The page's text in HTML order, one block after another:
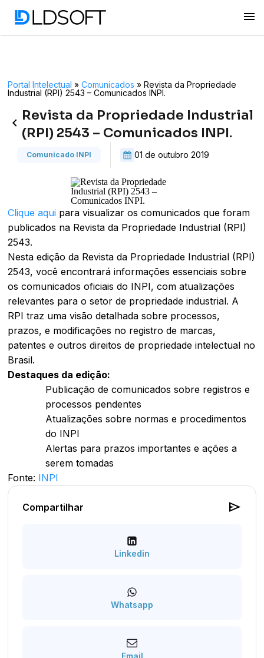
menu
Portal Intelectual » Comunicados » Revista da Propriedade
Industrial (RPI) 2543 – Comunicados INPI.
keyboard_arrow_left Revista da Propriedade Industrial
(RPI) 2543 – Comunicados INPI.
Comunicado INPI 01 de outubro 2019
Clique aquipara visualizar os comunicados que foram
publicados na Revista da Propriedade Industrial (RPI)
2543.
Nesta edição da Revista da Propriedade Industrial (RPI)
2543, você encontrará informações essenciais sobre
os comunicados oficiais do INPI, com atualizações
relevantes para o setor de propriedade industrial. A
RPI traz uma visão detalhada sobre processos,
prazos, e modificações no registro de marcas,
patentes e outros direitos de propriedade intelectual no
Brasil.
Destaques da edição:
Publicação de comunicados sobre registros e
processos pendentes
Atualizações sobre normas e procedimentos
do INPI
Alertas para prazos importantes e ações a
serem tomadas
Fonte: INPI
Compartilhar send
Linkedin
Whatsapp
Email